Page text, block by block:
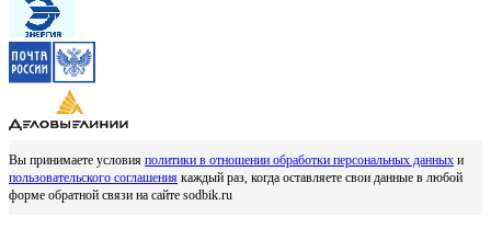
Вы принимаете условия политики в отношении обработки персональных данных и
пользовательского соглашения каждый раз, когда оставляете свои данные в любой
форме обратной связи на сайте sodbik.ru